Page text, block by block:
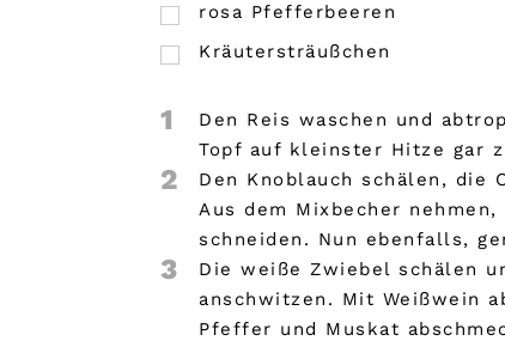
rosa Pfefferbeeren
Kräutersträußchen
1
Den Reis waschen und
Topf auf kleinster Hitze gar
2
Den Knoblauch schälen, die
Aus dem Mixbecher
schneiden. Nun ebenfalls,
3
Die weiße Zwiebel schälen
anschwitzen. Mit Weißwein
Pfeffer und Muskat